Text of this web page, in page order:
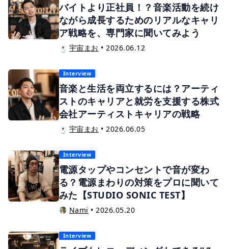
バイトより正社員！？音楽活動を続け
ながら成長するためのリアルなキャリ
ア戦略を、専門家に聞いてみよう
宇宙まお •2026.06.12
Interview
音楽と生活を両立するには？アーティ
ストのキャリアと就労を支援する株式
会社アーティストキャリアの戦略
宇宙まお •2026.06.05
Interview
電源タップやコンセントで音が変わ
る？電源まわりの対策をプロに聞いて
みた【STUDIO SONIC TEST】
Nami •2026.05.20
Interview